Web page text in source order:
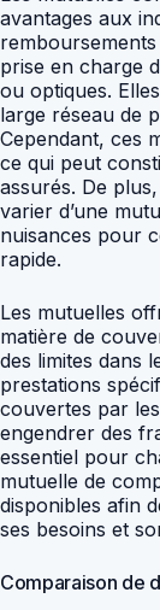
avantages aux
prise en charge
ou optiques.
large réseau de
Cependant, ces
ce qui peut
assurés. De
varier d’une
nuisances pour
rapide.
Les mutuelles
matière de
des limites dans
prestations
couvertes par
engendrer des
essentiel pour
mutuelle de
disponibles afin
ses besoins et
Comparaison de